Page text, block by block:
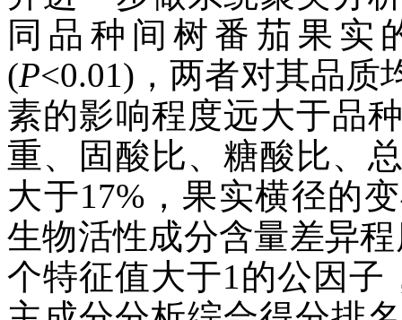
同品种间树番茄果实
(P<0.01)，两者对其品质
素的影响程度远大于品
重、固酸比、糖酸比、
大于17%，果实横径的
生物活性成分含量差异
个特征值大于1的公因子